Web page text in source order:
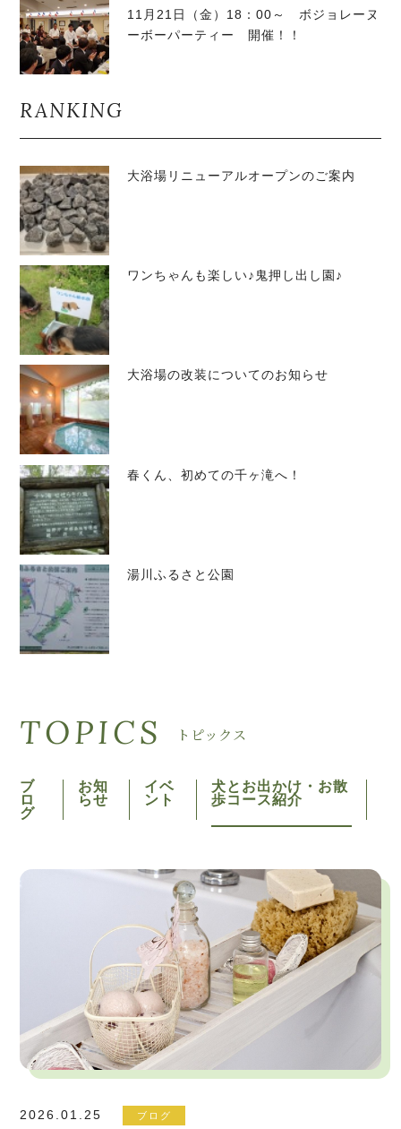
11月21日（金）18：00～ ボジョレーヌ
ーボーパーティー 開催！！
RANKING
大浴場リニューアルオープンのご案内
ワンちゃんも楽しい♪鬼押し出し園♪
大浴場の改装についてのお知らせ
春くん、初めての千ヶ滝へ！
湯川ふるさと公園
TOPICS トピックス
ブ
ロ
グ
お知
らせ
イベ
ント
犬とお出かけ・お散
歩コース紹介
2026.01.25 ブログ